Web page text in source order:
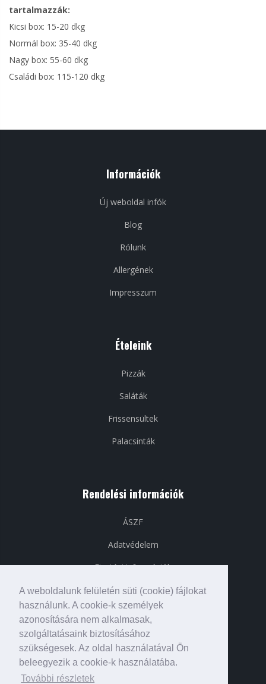
A weboldalunk felületén süti (cookie) fájlokat
használunk. A cookie-k személyek
azonosítására nem alkalmasak,
szolgáltatásaink biztosításához
szükségesek. Az oldal használatával Ön
beleegyezik a cookie-k használatába.
További részletek
tartalmazzák:
Kicsi box: 15-20 dkg
Normál box: 35-40 dkg
Nagy box: 55-60 dkg
Családi box: 115-120 dkg
Információk
Új weboldal infók
Blog
Rólunk
Allergének
Impresszum
Ételeink
Pizzák
Saláták
Frissensültek
Palacsinták
Rendelési információk
ÁSZF
Adatvédelem
Fizetési információk
Szállítási információk
Közösségi média